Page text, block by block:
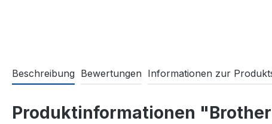
Beschreibung Bewertungen Informationen zur
Produktinformationen